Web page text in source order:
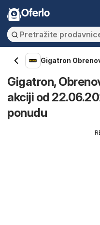
Oferlo
Gigatron
Gigatron,
akciji od
ponudu